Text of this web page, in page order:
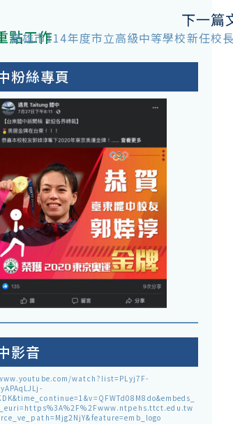
下一篇
高雄市114年度市立高級中等學校新任校
點工作
粉絲專頁
影音
watch?list=PLyj7F-